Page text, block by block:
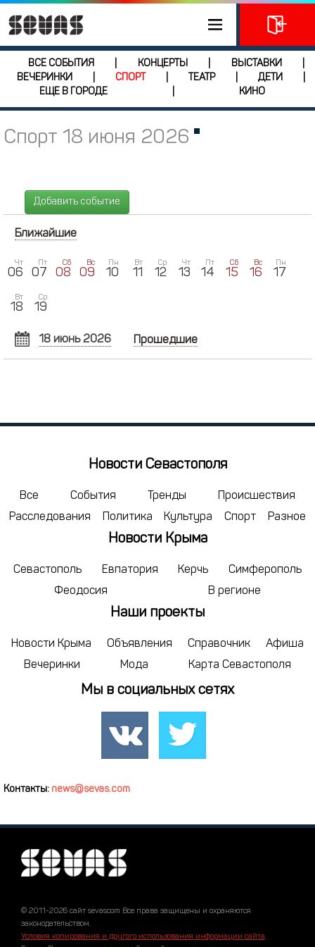
ВСЕ СОБЫТИЯ КОНЦЕРТЫ ВЫСТАВКИ
ВЕЧЕРИНКИ
СПОРТ ТЕАТР ДЕТИ
ЕЩЕ В ГОРОДЕ
КИНО
Спорт 18 июня 2026
Добавить событие
Ближайшие
Чт
06
Пт
07
Сб
08
Вс
09
Пн
10
Вт
11
Ср
12
Чт
13
Пт
14
Сб
15
Вс
16
Пн
17
Вт
18
Ср
19
18 июнь 2026
ИЮНЬ 2026
8 9 10 11 12 13 14
24 25 26
29 30 1 2 4 5
6 7 8 10 11 12
Прошедшие
Новости Севастополя
Все События Тренды
Происшествия
Расследования
Политика Культура Спорт Разное
Новости Крыма
Севастополь Евпатория Керчь
Симферополь
Феодосия
В регионе
Наши проекты
Новости Крыма Объявления Справочник
Афиша
Вечеринки
Мода Карта Севастополя
Мы в социальных сетях
Контакты: news@sevas.com
© 2011-2026 сайт sevascom Все права защищены и охраняются
законодательством.
Условия копирования и другого использования информации сайта.